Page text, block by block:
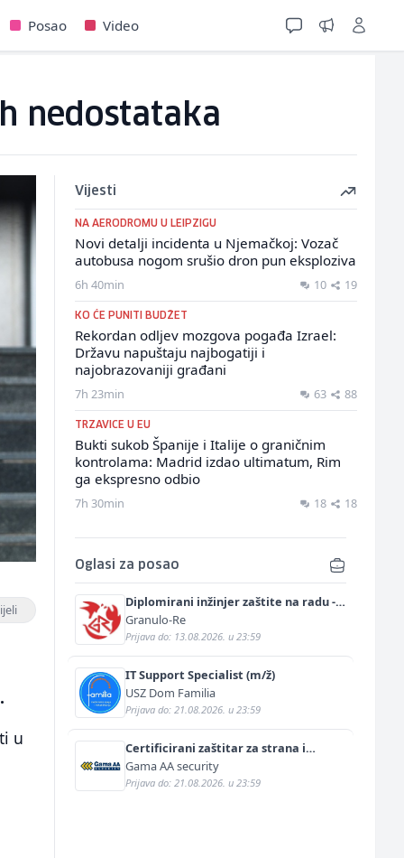
Posao Video
nedostataka
u
Vijesti
NA AERODROMU U LEIPZIGU
Novi detalji incidenta u Njemačkoj: Vozač
autobusa nogom srušio dron pun eksploziva
6h 40min 10 19
KO ĆE PUNITI BUDŽET
Rekordan odljev mozgova pogađa Izrael:
Državu napuštaju najbogatiji i
najobrazovaniji građani
7h 23min 63 88
TRZAVICE U EU
Bukti sukob Španije i Italije o graničnim
kontrolama: Madrid izdao ultimatum, Rim
ga ekspresno odbio
7h 30min 18 18
Oglasi za posao
Diplomirani inžinjer zaštite na radu -
Bachelor inžinjer sigurnosti i pomoći
(m/ž)
Granulo-Re
Prijava do: 13.08.2026. u 23:59
IT Support Specialist (m/ž)
USZ Dom Familia
Prijava do: 21.08.2026. u 23:59
Certificirani zaštitar za strana i
diplomatska predstavništva (m/ž)
Gama AA security
Prijava do: 21.08.2026. u 23:59